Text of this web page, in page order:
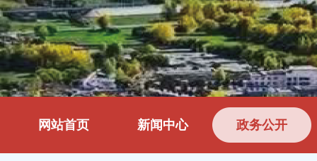
网站首页 新闻中心 政务公开